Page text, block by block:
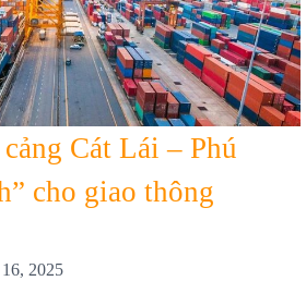
Cát Lái – Phú
cho giao thông
2025